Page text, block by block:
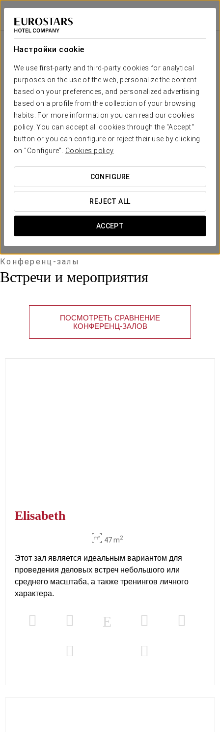
Настройки cookie
We use first-party and third-party cookies for analytical
purposes on the use of the web, personalize the content
based on your preferences, and personalized advertising
based on a profile from the collection of your browsing
habits. For more information you can read our cookies
policy. You can accept all cookies through the "Accept"
button or you can configure or reject their use by clicking
on "Configure". Cookies policy
CONFIGURE
REJECT ALL
ACCEPT
Exe Budapest Center
БУДАПЕШТ
Ваше мероприятие в
ЗАПРОСИТЬ СМЕТУ
Конференц-залы
Встречи и мероприятия
ПОСМОТРЕТЬ СРАВНЕНИЕ
КОНФЕРЕНЦ-ЗАЛОВ
Зала
образнаядиректоров
Elisabeth
47 m
altura
10 30 20 10 - 30
Danube II
73 m
x m
altura
20 60 30 20 - 50
Danube I &
II
142 m
50 95 70 50 - 100
Elisabeth
47 m2
Этот зал является идеальным вариантом для
проведения деловых встреч небольшого или
среднего масштаба, а также тренингов личного
характера.